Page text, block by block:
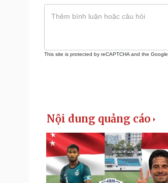
This site is protected by reCAPTCHA and the Google